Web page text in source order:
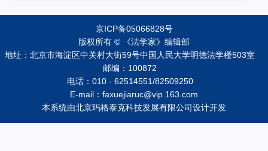
京ICP备05066828号
版权所有 © 《法学家》编辑部
地址：北京市海淀区中关村大街59号中国人民大学明德法学楼503室
邮编：100872
电话：010 - 62514551/82509250
E-mail：faxuejiaruc@vip.163.com
本系统由北京玛格泰克科技发展有限公司设计开发